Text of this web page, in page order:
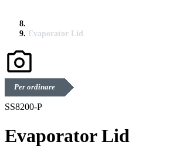
Evaporator Lid
Per ordinare
SS8200-P
Evaporator Lid